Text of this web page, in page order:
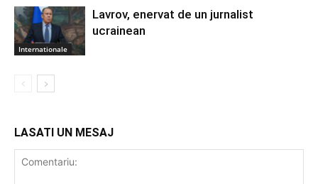
Internationale
Lavrov, enervat de un jurnalist
ucrainean
LASATI UN MESAJ